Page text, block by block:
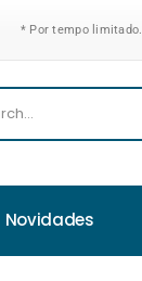
* Por tempo limitado.
Novidades